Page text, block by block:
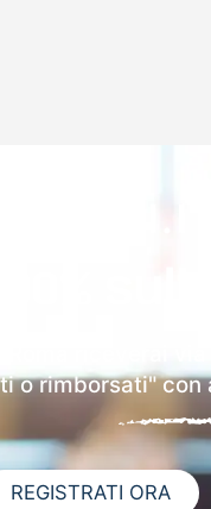
Roma riceverai
o rimborsati"
REGISTRATI ORA